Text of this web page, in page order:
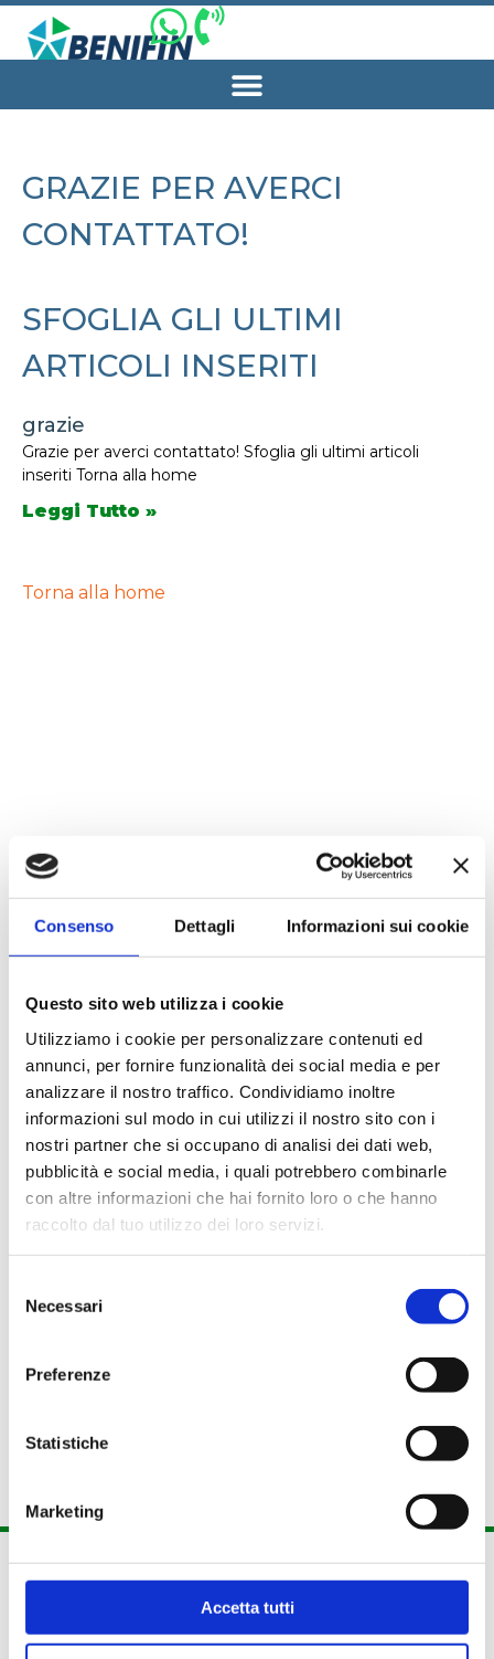
Consenso Dettagli Informazioni sui cookie
Questo sito web utilizza i cookie
Utilizziamo i cookie per personalizzare contenuti ed
annunci, per fornire funzionalità dei social media e per
analizzare il nostro traffico. Condividiamo inoltre
informazioni sul modo in cui utilizzi il nostro sito con i
nostri partner che si occupano di analisi dei dati web,
pubblicità e social media, i quali potrebbero combinarle
con altre informazioni che hai fornito loro o che hanno
raccolto dal tuo utilizzo dei loro servizi.
process your information.
delNecessari
Preferenze
Statistiche
Marketing
Accetta tutti
GRAZIE PER AVERCI
CONTATTATO!
SFOGLIA GLI ULTIMI
ARTICOLI INSERITI
grazie
Grazie per averci contattato! Sfoglia gli ultimi articoli
inseriti Torna alla home
Leggi Tutto »
Torna alla home